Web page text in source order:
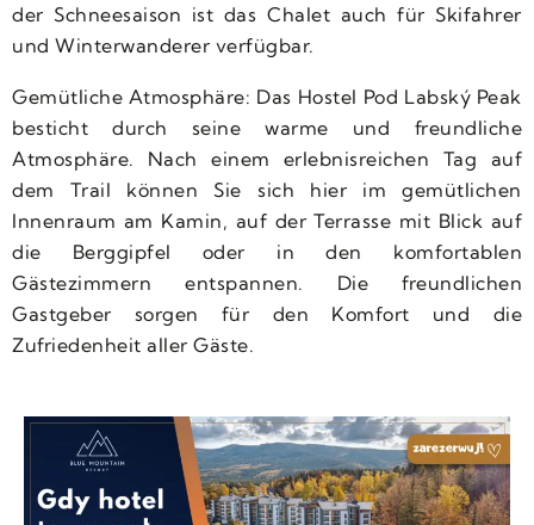
der Schneesaison ist das Chalet auch für Skifahrer
und Winterwanderer verfügbar.
Gemütliche Atmosphäre: Das Hostel Pod Labský Peak
besticht durch seine warme und freundliche
Atmosphäre. Nach einem erlebnisreichen Tag auf
dem Trail können Sie sich hier im gemütlichen
Innenraum am Kamin, auf der Terrasse mit Blick auf
die Berggipfel oder in den komfortablen
Gästezimmern entspannen. Die freundlichen
Gastgeber sorgen für den Komfort und die
Zufriedenheit aller Gäste.